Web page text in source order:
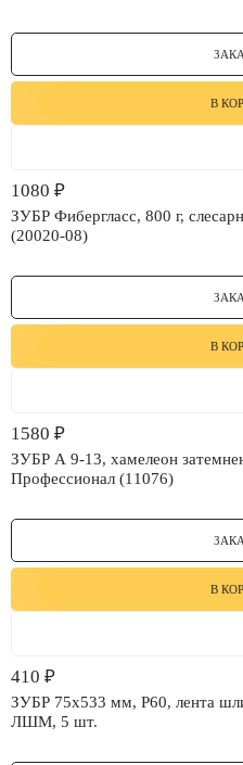
В
1080 ₽
ЗУБР Фибергласс, 800 г, слесарный молоток, Профессионал
(20020-08)
В
1580 ₽
ЗУБР А 9-13, хамелеон затемнение, 4/9-13, маска сварщика,
Профессионал (11076)
В
410 ₽
ЗУБР 75х533 мм, P60, лента
ЛШМ, 5 шт.